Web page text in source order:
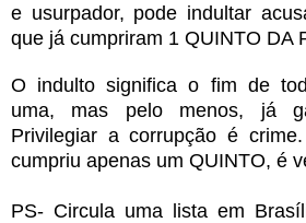
e usurpador, pode indultar
que já cumpriram 1 QUINTO DA
O indulto significa o fim de
uma, mas pelo menos, já
Privilegiar a corrupção é
cumpriu apenas um QUINTO, é
PS- Circula uma lista em